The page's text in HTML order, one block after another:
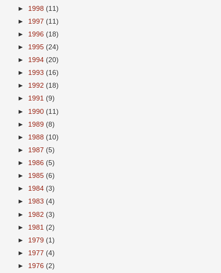
► 1998 (11)
► 1997 (11)
► 1996 (18)
► 1995 (24)
► 1994 (20)
► 1993 (16)
► 1992 (18)
► 1991 (9)
► 1990 (11)
► 1989 (8)
► 1988 (10)
► 1987 (5)
► 1986 (5)
► 1985 (6)
► 1984 (3)
► 1983 (4)
► 1982 (3)
► 1981 (2)
► 1979 (1)
► 1977 (4)
► 1976 (2)